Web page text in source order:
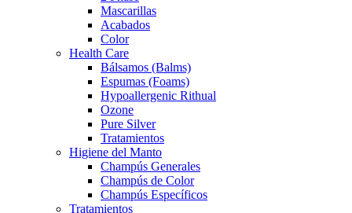
Mascarillas
Acabados
Color
Health Care
Bálsamos (Balms)
Espumas (Foams)
Hypoallergenic Rithual
Ozone
Pure Silver
Tratamientos
Higiene del Manto
Champús Generales
Champús de Color
Champús Específicos
Tratamientos